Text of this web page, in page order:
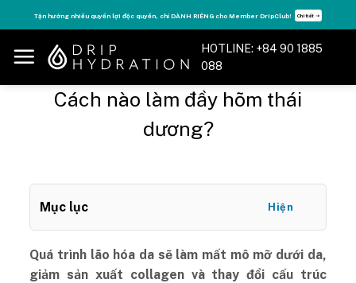
to
content
Tận hưởng nhiều quyền lợi độc quyền, chỉ DÀNH RIÊNG cho Member DripClub! Chi tiết ➝
HOTLINE: +84 90 1885
088
Cách nào làm đầy hõm thái
dương?
Mục lục Hiện
Quá trình lão hóa da sẽ làm mất mô mỡ dưới da,
giảm sản xuất collagen và thay đổi cấu trúc